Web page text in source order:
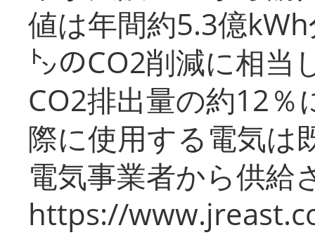
値は年間約5.3億
㌧のCO2削減に相当
CO2排出量の約12％
際に使用する電気は
電気事業者から供給
https://